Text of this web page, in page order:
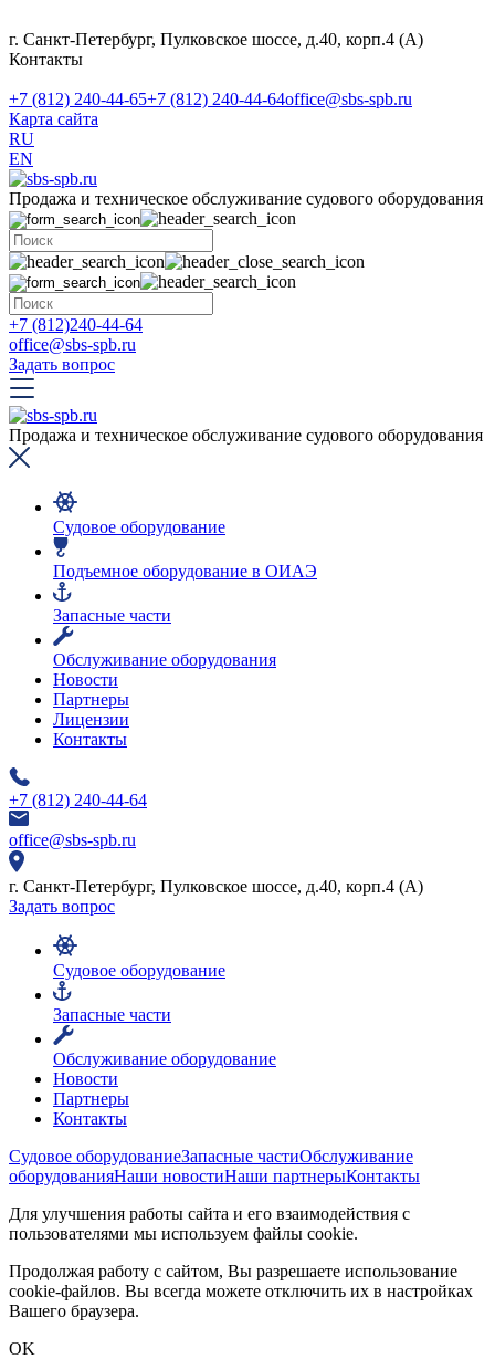
г. Санкт-Петербург, Пулковское шоссе, д.40, корп.4 (А)
Контакты
+7 (812) 240-44-65+7 (812) 240-44-64office@sbs-spb.ru
Карта сайта
RU
EN
Продажа и техническое обслуживание судового оборудования
+7 (812)240-44-64
office@sbs-spb.ru
Задать вопрос
Продажа и техническое обслуживание судового оборудования
Судовое оборудование
Подъемное оборудование в ОИАЭ
Запасные части
Обслуживание оборудования
Новости
Партнеры
Лицензии
Контакты
+7 (812) 240-44-64
office@sbs-spb.ru
г. Санкт-Петербург, Пулковское шоссе, д.40, корп.4 (А)
Задать вопрос
Судовое оборудование
Запасные части
Обслуживание оборудование
Новости
Партнеры
Контакты
Судовое оборудованиеЗапасные частиОбслуживание
оборудованияНаши новостиНаши партнерыКонтакты
Для улучшения работы сайта и его взаимодействия с
пользователями мы используем файлы cookie.
Продолжая работу с сайтом, Вы разрешаете использование
cookie-файлов. Вы всегда можете отключить их в настройках
Вашего браузера.
OK